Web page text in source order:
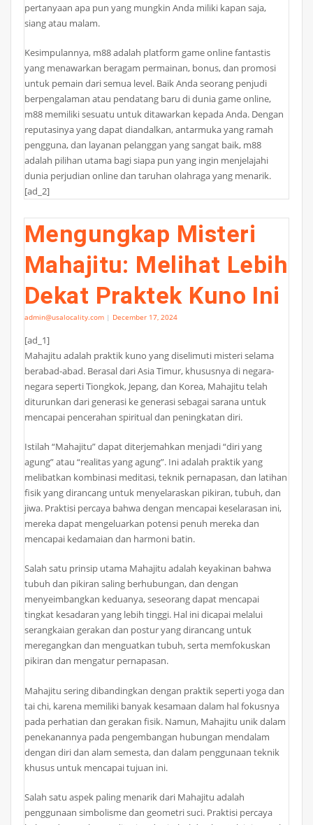
pertanyaan apa pun yang mungkin Anda miliki kapan saja,
siang atau malam.
Kesimpulannya, m88 adalah platform game online fantastis
yang menawarkan beragam permainan, bonus, dan promosi
untuk pemain dari semua level. Baik Anda seorang penjudi
berpengalaman atau pendatang baru di dunia game online,
m88 memiliki sesuatu untuk ditawarkan kepada Anda. Dengan
reputasinya yang dapat diandalkan, antarmuka yang ramah
pengguna, dan layanan pelanggan yang sangat baik, m88
adalah pilihan utama bagi siapa pun yang ingin menjelajahi
dunia perjudian online dan taruhan olahraga yang menarik.
[ad_2]
Mengungkap Misteri
Mahajitu: Melihat Lebih
Dekat Praktek Kuno Ini
admin@usalocality.com | December 17, 2024
[ad_1]
Mahajitu adalah praktik kuno yang diselimuti misteri selama
berabad-abad. Berasal dari Asia Timur, khususnya di negara-
negara seperti Tiongkok, Jepang, dan Korea, Mahajitu telah
diturunkan dari generasi ke generasi sebagai sarana untuk
mencapai pencerahan spiritual dan peningkatan diri.
Istilah “Mahajitu” dapat diterjemahkan menjadi “diri yang
agung” atau “realitas yang agung”. Ini adalah praktik yang
melibatkan kombinasi meditasi, teknik pernapasan, dan latihan
fisik yang dirancang untuk menyelaraskan pikiran, tubuh, dan
jiwa. Praktisi percaya bahwa dengan mencapai keselarasan ini,
mereka dapat mengeluarkan potensi penuh mereka dan
mencapai kedamaian dan harmoni batin.
Salah satu prinsip utama Mahajitu adalah keyakinan bahwa
tubuh dan pikiran saling berhubungan, dan dengan
menyeimbangkan keduanya, seseorang dapat mencapai
tingkat kesadaran yang lebih tinggi. Hal ini dicapai melalui
serangkaian gerakan dan postur yang dirancang untuk
meregangkan dan menguatkan tubuh, serta memfokuskan
pikiran dan mengatur pernapasan.
Mahajitu sering dibandingkan dengan praktik seperti yoga dan
tai chi, karena memiliki banyak kesamaan dalam hal fokusnya
pada perhatian dan gerakan fisik. Namun, Mahajitu unik dalam
penekanannya pada pengembangan hubungan mendalam
dengan diri dan alam semesta, dan dalam penggunaan teknik
khusus untuk mencapai tujuan ini.
Salah satu aspek paling menarik dari Mahajitu adalah
penggunaan simbolisme dan geometri suci. Praktisi percaya